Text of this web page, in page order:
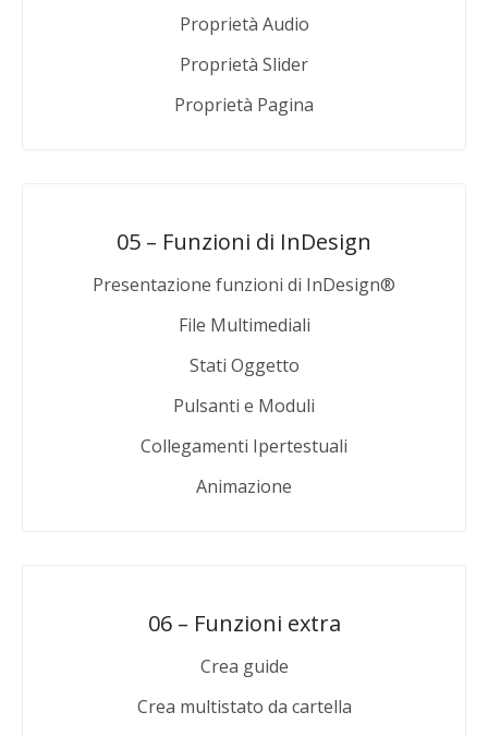
Proprietà Audio
Proprietà Slider
Proprietà Pagina
05 – Funzioni di InDesign
Presentazione funzioni di InDesign®
File Multimediali
Stati Oggetto
Pulsanti e Moduli
Collegamenti Ipertestuali
Animazione
06 – Funzioni extra
Crea guide
Crea multistato da cartella